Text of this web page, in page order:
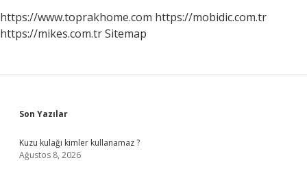
https://www.toprakhome.com https://mobidic.com.tr
https://mikes.com.trSitemap
Sidebar
Son Yazılar
Kuzu kulağı kimler kullanamaz ?
Ağustos 8, 2026